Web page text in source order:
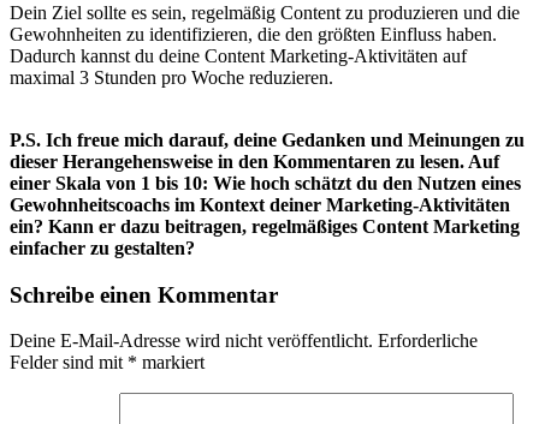
Dein Ziel sollte es sein, regelmäßig Content zu produzieren und die
Gewohnheiten zu identifizieren, die den größten Einfluss haben.
Dadurch kannst du deine Content Marketing-Aktivitäten auf
maximal 3 Stunden pro Woche reduzieren.
P.S. Ich freue mich darauf, deine Gedanken und Meinungen zu
dieser Herangehensweise in den Kommentaren zu lesen. Auf
einer Skala von 1 bis 10: Wie hoch schätzt du den Nutzen eines
Gewohnheitscoachs im Kontext deiner Marketing-Aktivitäten
ein? Kann er dazu beitragen, regelmäßiges Content Marketing
einfacher zu gestalten?
Schreibe einen Kommentar
Deine E-Mail-Adresse wird nicht veröffentlicht. Erforderliche
Felder sind mit * markiert